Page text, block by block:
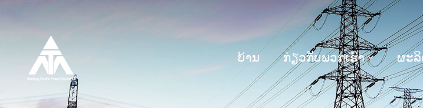
ບ້ານ ກ່ຽວກັບພວກເຮົາ ຜະ